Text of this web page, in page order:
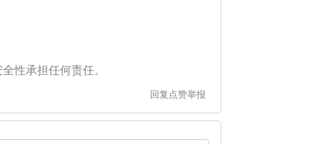
性承担任何责任。
回复 点赞举报